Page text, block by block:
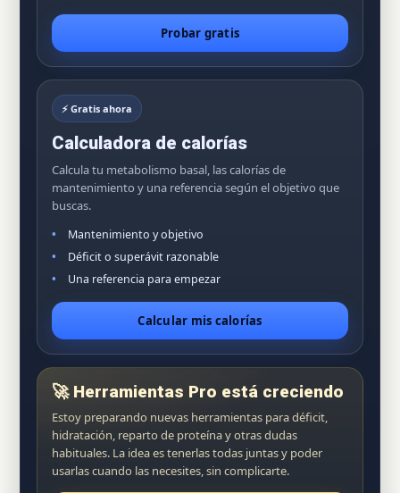
Probar gratis
⚡ Gratis ahora
Calculadora de calorías
Calcula tu metabolismo basal, las calorías de
mantenimiento y una referencia según el objetivo que
buscas.
Mantenimiento y objetivo
Déficit o superávit razonable
Una referencia para empezar
Calcular mis calorías
🚀 Herramientas Pro está creciendo
Estoy preparando nuevas herramientas para déficit,
hidratación, reparto de proteína y otras dudas
habituales. La idea es tenerlas todas juntas y poder
usarlas cuando las necesites, sin complicarte.